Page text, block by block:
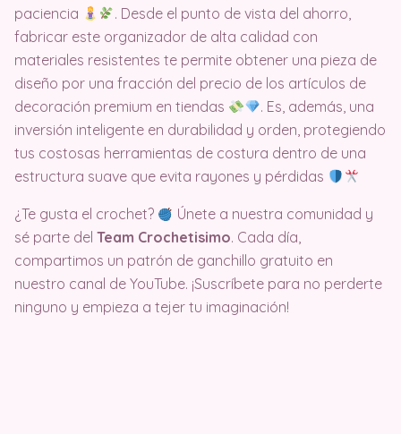
paciencia
. Desde el punto de vista del ahorro,
fabricar este organizador de alta calidad con
materiales resistentes te permite obtener una pieza de
diseño por una fracción del precio de los artículos de
decoración premium en tiendas
. Es, además, una
inversión inteligente en durabilidad y orden, protegiendo
tus costosas herramientas de costura dentro de una
estructura suave que evita rayones y pérdidas
¿Te gusta el crochet?
Únete a nuestra comunidad y
sé parte del Team Crochetisimo. Cada día,
compartimos un patrón de ganchillo gratuito en
nuestro canal de YouTube. ¡Suscríbete para no perderte
ninguno y empieza a tejer tu imaginación!